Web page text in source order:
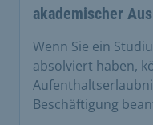
akademischer
Wenn Sie ein
absolviert haben,
Beschäftigung